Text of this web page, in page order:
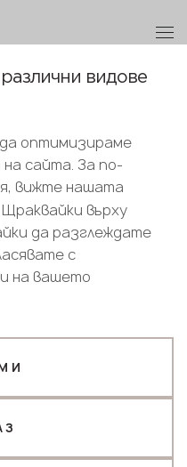
68
или ни се
92 68
ви!
се свържат с
различни видове
оптимизираме
сайта. За по-
вижте нашата
Щраквайки върху
да разглеждате
с
на вашето